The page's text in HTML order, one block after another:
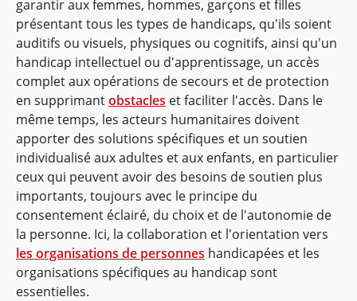
garantir aux femmes, hommes, garçons et filles
présentant tous les types de handicaps, qu'ils soient
auditifs ou visuels, physiques ou cognitifs, ainsi qu'un
handicap intellectuel ou d'apprentissage, un accès
complet aux opérations de secours et de protection
en supprimantobstacles et faciliter l'accès. Dans le
même temps, les acteurs humanitaires doivent
apporter des solutions spécifiques et un soutien
individualisé aux adultes et aux enfants, en particulier
ceux qui peuvent avoir des besoins de soutien plus
importants, toujours avec le principe du
consentement éclairé, du choix et de l'autonomie de
la personne. Ici, la collaboration et l'orientation vers
les organisations de personnes handicapées et les
organisations spécifiques au handicap sont
essentielles.